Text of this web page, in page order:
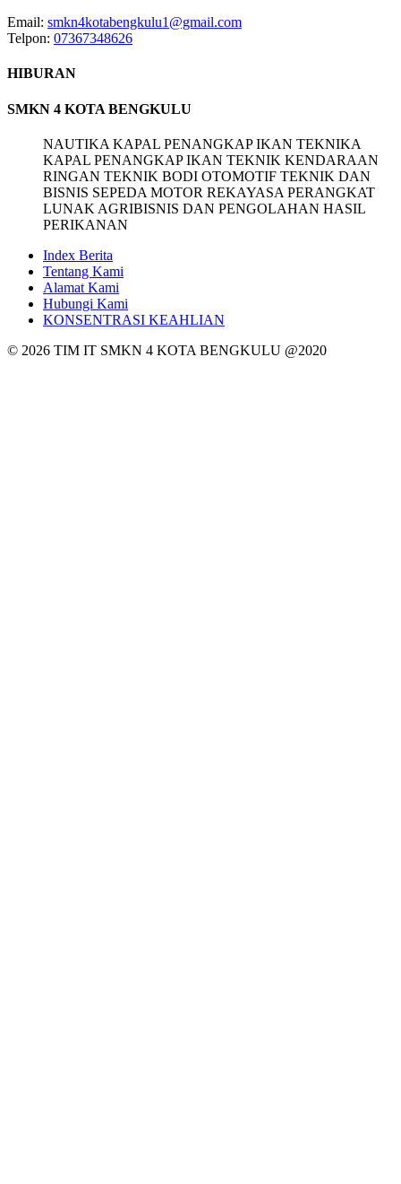
Email: smkn4kotabengkulu1@gmail.com
Telpon: 07367348626
HIBURAN
SMKN 4 KOTA BENGKULU
NAUTIKA KAPAL PENANGKAP IKAN TEKNIKA
KAPAL PENANGKAP IKAN TEKNIK KENDARAAN
RINGAN TEKNIK BODI OTOMOTIF TEKNIK DAN
BISNIS SEPEDA MOTOR REKAYASA PERANGKAT
LUNAK AGRIBISNIS DAN PENGOLAHAN HASIL
PERIKANAN
Index Berita
Tentang Kami
Alamat Kami
Hubungi Kami
KONSENTRASI KEAHLIAN
© 2026 TIM IT SMKN 4 KOTA BENGKULU @2020